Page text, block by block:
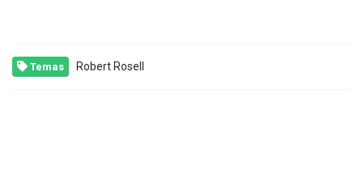
Temas Robert Rosell